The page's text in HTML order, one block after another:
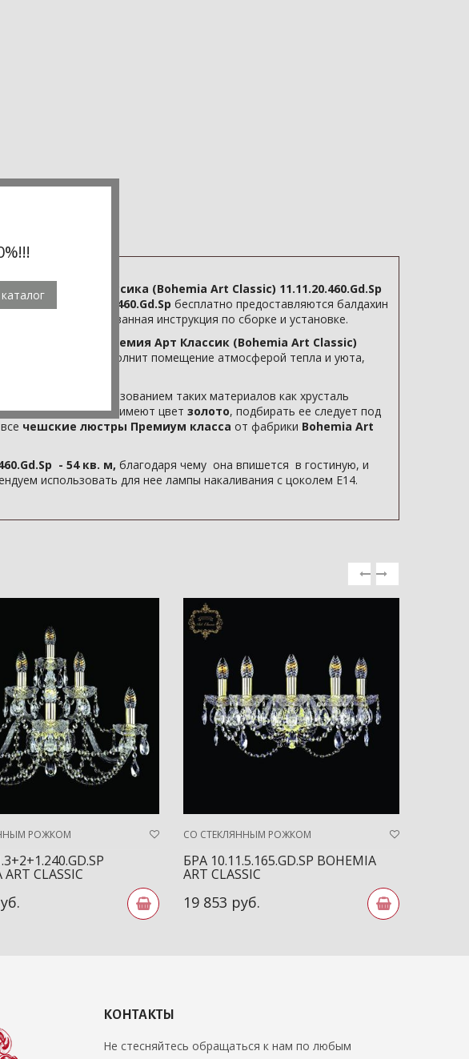
Богемия Арт Классика (Bohemia Art Classic) 11.11.20.460.Gd.Sp
Bohemia 11.11.20.460.Gd.Sp бесплатно предоставляются балдахин
иллюстрированная инструкция по сборке и установке.
люстра Богемия Арт Классик (Bohemia Art Classic)
на 20 ламп наполнит помещение атмосферой тепла и уюта,
вручную, с использованием таких материалов как хрусталь
светильника имеют цвет золото, подбирать ее следует под
чешские люстры Премиум класса от фабрики Bohemia Art
- 54 кв. м, благодаря чему она впишется в гостиную, и
использовать для нее лампы накаливания с цоколем E14.
РОЖКОМ
CLASSIC
СО СТЕКЛЯННЫМ РОЖКОМ
БРА 10.11.5.165.GD.SP BOHEMIA
ART CLASSIC
19 853 руб.
КОНТАКТЫ
Не стесняйтесь обращаться к нам по любым